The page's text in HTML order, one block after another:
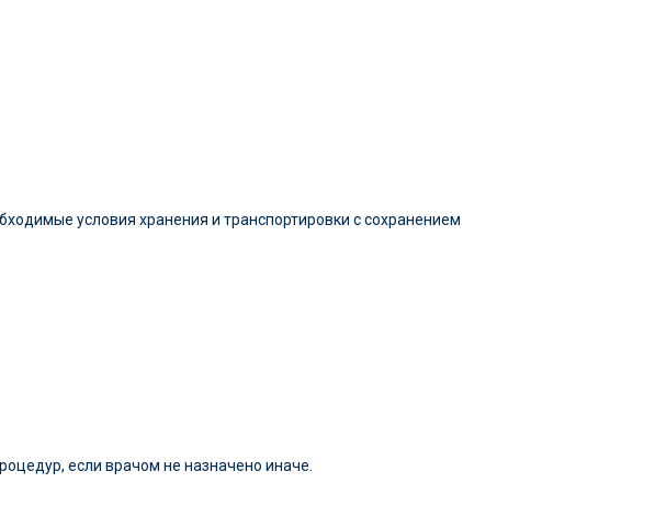
условия хранения и транспортировки с сохранением
если врачом не назначено иначе.